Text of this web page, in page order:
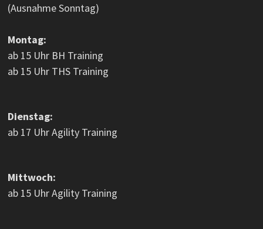
(Ausnahme Sonntag)
Montag:
ab 15 Uhr BH Training
ab 15 Uhr THS Training
Dienstag:
ab 17 Uhr Agility Training
Mittwoch:
ab 15 Uhr Agility Training